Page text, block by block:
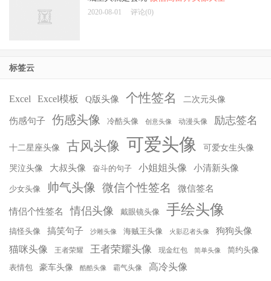
2020-08-01 评论(0)
标签云
Excel Excel模板 Q版头像 个性签名 二次元头像
伤感句子 伤感头像 冷酷头像 创意头像 动漫头像 励志签名
十二星座头像 古风头像 可爱头像 可爱女生头像
哭泣头像 大叔头像 奋斗的句子 小姐姐头像 小清新头像
少女头像 帅气头像 微信个性签名 微信签名
情侣个性签名 情侣头像 戴眼镜头像 手绘头像
搞怪头像 搞笑句子 沙雕头像 海贼王头像 火影忍者头像 狗狗头像
猫咪头像 王者荣耀 王者荣耀头像 现金红包 简单头像 简约头像
表情包 豪车头像 酷酷头像 霸气头像 高冷头像